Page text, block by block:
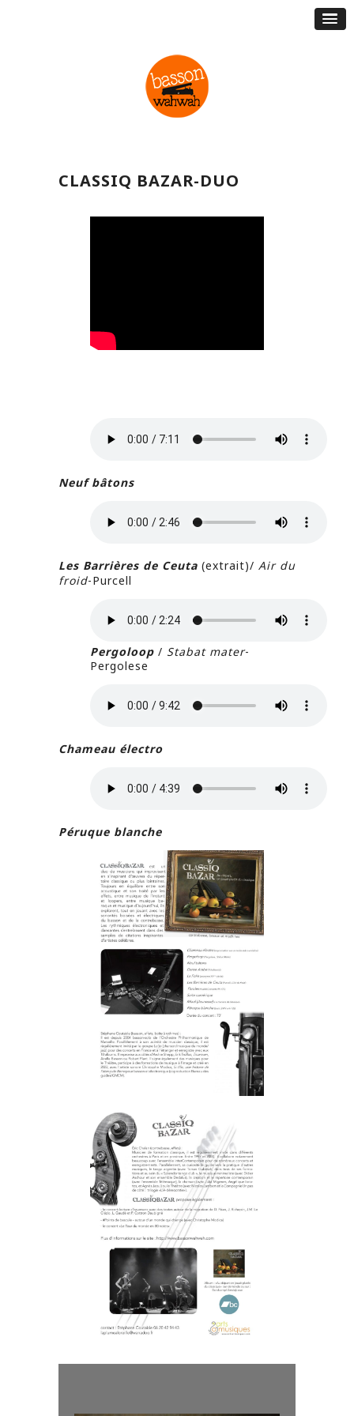
CLASSIQ BAZAR-DUO
Neuf bâtons
Les Barrières de Ceuta (extrait)/ Air du
froid-Purcell
Pergoloop / Stabat mater-
Pergolese
Chameau électro
Péruque blanche